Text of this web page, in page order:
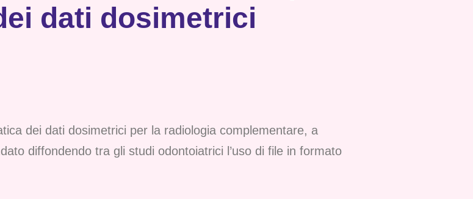
dati dosimetrici
dei dati dosimetrici per la radiologia complementare, a
diffondendo tra gli studi odontoiatrici l’uso di file in formato